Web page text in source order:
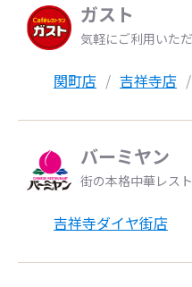
ガスト
気軽にご利用いた
関町店 吉祥寺店
バーミヤン
街の本格中華レス
吉祥寺ダイヤ街店